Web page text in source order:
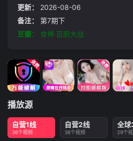
更新：
2026-08-06
备注：
第7期下
豆瓣：
食神·百厨大战
播放源
自营1线
36个视频
自营2线
36个视频
全球
29个